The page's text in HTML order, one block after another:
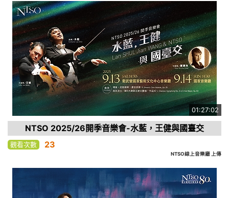
01:27:02
NTSO 2025/26開季音樂會-水藍，王健與國臺交
觀看次數 23
NTSO線上音樂廳 上傳